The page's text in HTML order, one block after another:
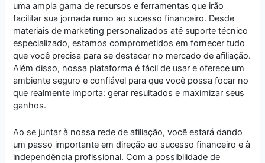
uma ampla gama de recursos e ferramentas que irão
facilitar sua jornada rumo ao sucesso financeiro. Desde
materiais de marketing personalizados até suporte técnico
especializado, estamos comprometidos em fornecer tudo
que você precisa para se destacar no mercado de afiliação.
Além disso, nossa plataforma é fácil de usar e oferece um
ambiente seguro e confiável para que você possa focar no
que realmente importa: gerar resultados e maximizar seus
ganhos.
Ao se juntar à nossa rede de afiliação, você estará dando
um passo importante em direção ao sucesso financeiro e à
independência profissional. Com a possibilidade de